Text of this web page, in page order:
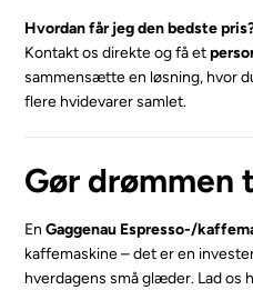
Hvordan får jeg den bedste
Kontakt os direkte og få et
sammensætte en løsning, hvor
flere hvidevarer samlet.
Gør drømmen
EnGaggenau Espresso-/
kaffemaskine – det er en
hverdagens små glæder. Lad